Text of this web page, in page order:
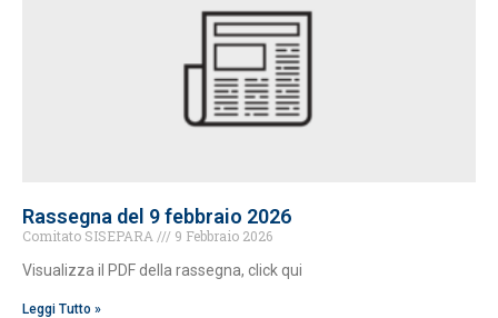
Rassegna del 9 febbraio 2026
Comitato SISEPARA
9 Febbraio 2026
Visualizza il PDF della rassegna, click qui
Leggi Tutto »